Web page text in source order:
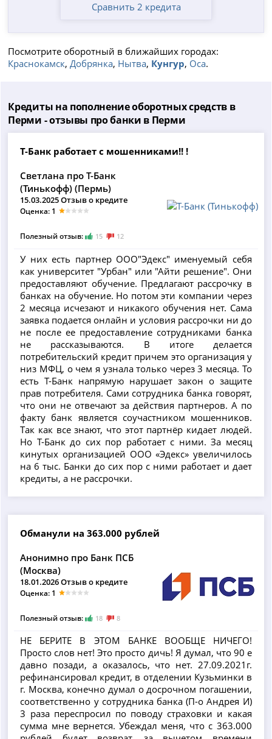
Сравнить 2 кредита
Посмотрите оборотный в ближайших городах:
Краснокамск,Добрянка, Нытва, Кунгур, Оса.
Кредиты на пополнение оборотных средств в
Перми - отзывы про банки в Перми
Т-Банк работает с мошенниками!! !
Светлана про Т-Банк
(Тинькофф) (Пермь)
15.03.2025 Отзыв о кредите
Оценка: 1
Полезный отзыв: 15 12
У них есть партнер ООО"Эдекс" именуемый себя
как университет "Урбан" или "Айти решение". Они
предоставляют обучение. Предлагают рассрочку в
банках на обучение. Но потом эти компании через
2 месяца исчезают и никакого обучения нет. Сама
заявка подается онлайн и условия рассрочки ни до
не после ее предоставление сотрудниками банка
не рассказываются. В итоге делается
потребительский кредит причем это организация у
низ МФЦ, о чем я узнала только через 3 месяца. То
есть Т-Банк напрямую нарушает закон о защите
прав потребителя. Сами сотрудника банка говорят,
что они не отвечают за действия партнеров. А по
факту банк является соучастником мошенников.
Так как все знают, что этот партнёр кидает людей.
Но Т-Банк до сих пор работает с ними. За месяц
кинутых организацией ООО «Эдекс» увеличилось
на 6 тыс. Банки до сих пор с ними работает и дает
кредиты, а не рассрочки.
Обманули на 363.000 рублей
Анонимно про Банк ПСБ
(Москва)
18.01.2026 Отзыв о кредите
Оценка: 1
Полезный отзыв: 18 8
НЕ БЕРИТЕ В ЭТОМ БАНКЕ ВООБЩЕ НИЧЕГО!
Просто слов нет! Это просто дичь! Я думал, что 90 е
давно позади, а оказалось, что нет. 27.09.2021г.
рефинансировал кредит, в отделении Кузьминки в
г. Москва, конечно думал о досрочном погашении,
соответственно у сотрудника банка (П-о Андрея И)
3 раза переспросил по поводу страховки и какая
сумма мне вернется. Убеждал меня, что с 363.000